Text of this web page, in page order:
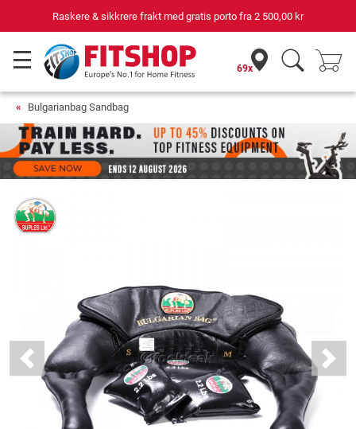
Raskere & sikkrere frakt med gratis porto fra 2 500,00 kr
69x
Bulgarianbag Sandbag
Previous Next